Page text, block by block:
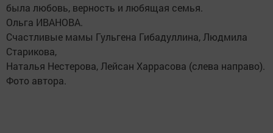
была любовь, верность и любящая семья.
Ольга ИВАНОВА.
Счастливые мамы Гульгена Гибадуллина, Людмила
Старикова,
Наталья Нестерова, Лейсан Харрасова (слева направо).
Фото автора.